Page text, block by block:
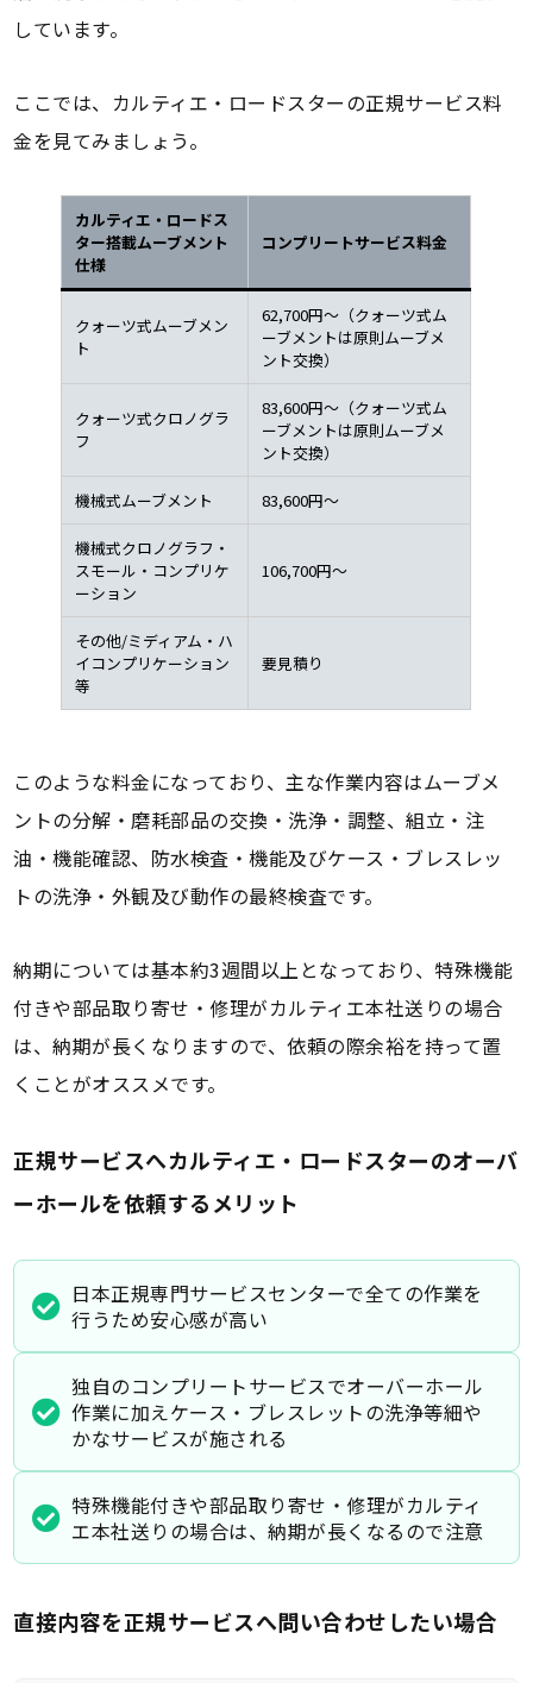
しています。
ここでは、カルティエ・ロードスターの正規サービス料
金を見てみましょう。
カルティエ・ロードス
ター搭載ムーブメント
仕様
コンプリートサービス料金
クォーツ式ムーブメン
ト
62,700円～（クォーツ式ム
ーブメントは原則ムーブメ
ント交換）
クォーツ式クロノグラ
フ
83,600円～（クォーツ式ム
ーブメントは原則ムーブメ
ント交換）
機械式ムーブメント 83,600円～
機械式クロノグラフ・
スモール・コンプリケ
ーション
106,700円～
その他/ミディアム・ハ
イコンプリケーション
等
要見積り
このような料金になっており、主な作業内容はムーブメ
ントの分解・磨耗部品の交換・洗浄・調整、組立・注
油・機能確認、防水検査・機能及びケース・ブレスレッ
トの洗浄・外観及び動作の最終検査です。
納期については基本約3週間以上となっており、特殊機能
付きや部品取り寄せ・修理がカルティエ本社送りの場合
は、納期が長くなりますので、依頼の際余裕を持って置
くことがオススメです。
正規サービスへカルティエ・ロードスターのオーバ
ーホールを依頼するメリット
日本正規専門サービスセンターで全ての作業を
行うため安心感が高い
独自のコンプリートサービスでオーバーホール
作業に加えケース・ブレスレットの洗浄等細や
かなサービスが施される
特殊機能付きや部品取り寄せ・修理がカルティ
エ本社送りの場合は、納期が長くなるので注意
直接内容を正規サービスへ問い合わせしたい場合